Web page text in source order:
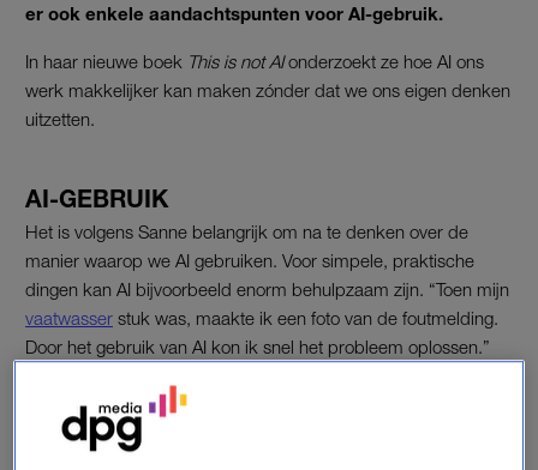
er ook enkele aandachtspunten voor AI-gebruik.
In haar nieuwe boek This is not AIonderzoekt ze hoe AI ons
werk makkelijker kan maken zónder dat we ons eigen denken
uitzetten.
AI-GEBRUIK
Het is volgens Sanne belangrijk om na te denken over de
manier waarop we AI gebruiken. Voor simpele, praktische
dingen kan AI bijvoorbeeld enorm behulpzaam zijn. “Toen mijn
vaatwasser stuk was, maakte ik een foto van de foutmelding.
Door het gebruik van AI kon ik snel het probleem oplossen.”
gebruikt daarvoor een opvallende vergelijking. “Mensen
gebruiken AI als een soort oven. Daar gooien ze een
diepvriespizza in. Wanneer ze deze eruit halen, checken ze